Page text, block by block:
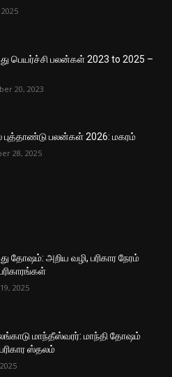
பெயர்ச்சி பலன்கள் 2023 to 2025 –
20, 2023
பலன்கள் 2026: மகரம்
28, 2025
தோஷம்: அறிய வழி, பரிகார நேரம்
2025
மாந்தீஸ்வரர்: மாந்தி தோஷம்
ஸ்தலம்